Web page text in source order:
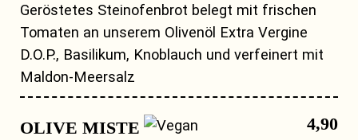
Geröstetes Steinofenbrot belegt mit frischen
Tomaten an unserem Olivenöl Extra Vergine
D.O.P., Basilikum, Knoblauch und verfeinert mit
Maldon-Meersalz
OLIVE MISTE 4,90